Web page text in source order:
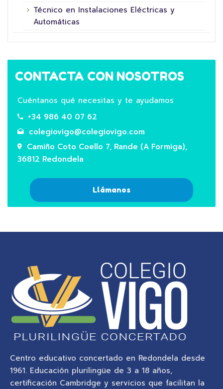
Técnico en Instalaciones Eléctricas y
Automáticas
CONTACTA CON NOSOTROS
Cuéntanos qué necesitas y te ayudamos
+34 986 40 07 62
colegiovigo@colegiovigo.com
Camiño Coto Coello 7, Rande (A Formiga),
36812 Redondela
Llámanos
Centro educativo concertado en Redondela desde
1961. Educación plurilingüe de 3 a 18 años,
certificación Cambridge y servicios que facilitan la